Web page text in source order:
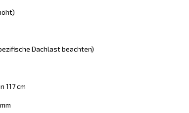
Dachlast beachten)
117 cm